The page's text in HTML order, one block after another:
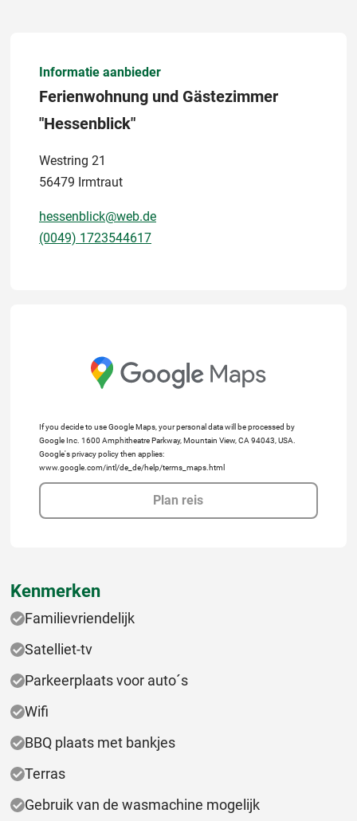
Informatie aanbieder
Ferienwohnung und Gästezimmer
"Hessenblick"
Westring 21
56479 Irmtraut
hessenblick@web.de
(0049) 1723544617
If you decide to use Google Maps, your personal data will be processed by
Google Inc. 1600 Amphitheatre Parkway, Mountain View, CA 94043, USA.
Google's privacy policy then applies:
www.google.com/intl/de_de/help/terms_maps.html
Plan reis
Kenmerken
Familievriendelijk
Satelliet-tv
Parkeerplaats voor auto´s
Wifi
BBQ plaats met bankjes
Terras
Gebruik van de wasmachine mogelijk